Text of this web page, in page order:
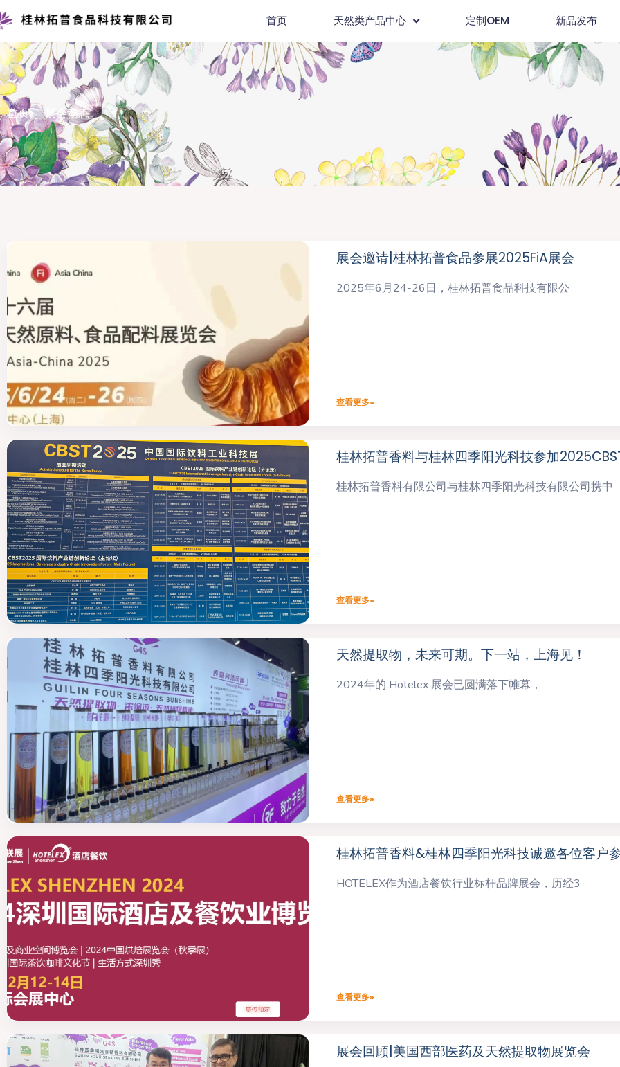
首页 天然类产品中心 定制OEM 新品发布
首页 展会动态
展会邀请|桂林拓普食品参展2025FiA展会
2025年6月24-26日，桂林拓普食品科技有限公
查看更多»
桂林拓普香料与桂林四季阳光科技参加
桂林拓普香料有限公司与桂林四季阳光科技有限公司携中
查看更多»
天然提取物，未来可期。下一站，上海见！
2024年的 Hotelex 展会已圆满落下帷幕，
查看更多»
桂林拓普香料&桂林四季阳光科技诚邀各位客户
HOTELEX作为酒店餐饮行业标杆品牌展会，历经3
查看更多»
展会回顾|美国西部医药及天然提取物展览会